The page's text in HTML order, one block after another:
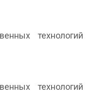
технологий
технологий